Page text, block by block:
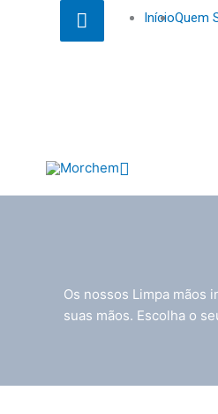
facebook
twitter
linkedin
youtubeAbove
InícioQuem
Os nossos Limpa mãos
suas mãos. Escolha o
Search...
Search...